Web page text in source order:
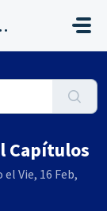
de AHORA
Capítulos
Vie, 16 Feb,